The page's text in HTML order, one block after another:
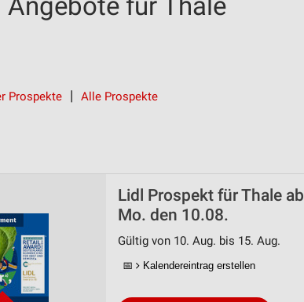
Prospekte Alle Prospekte
Lidl Prospekt für Thale ab
Mo. den 10.08.
Gültig von 10. Aug. bis 15. Aug.
📅 Kalendereintrag erstellen